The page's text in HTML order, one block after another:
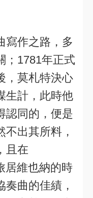
寫作之路，多
；1781年正式
，莫札特決心
生計，此時他
認同的，便是
出其所料，
且在
居維也納的時
曲的佳績，